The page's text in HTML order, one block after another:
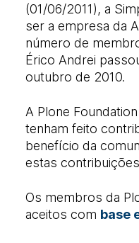
(01/06/2011), a
ser a empresa da
número de
Érico Andrei
outubro de 2010.
A Plone
tenham feito
benefício da
estas
Os membros da
aceitos com base